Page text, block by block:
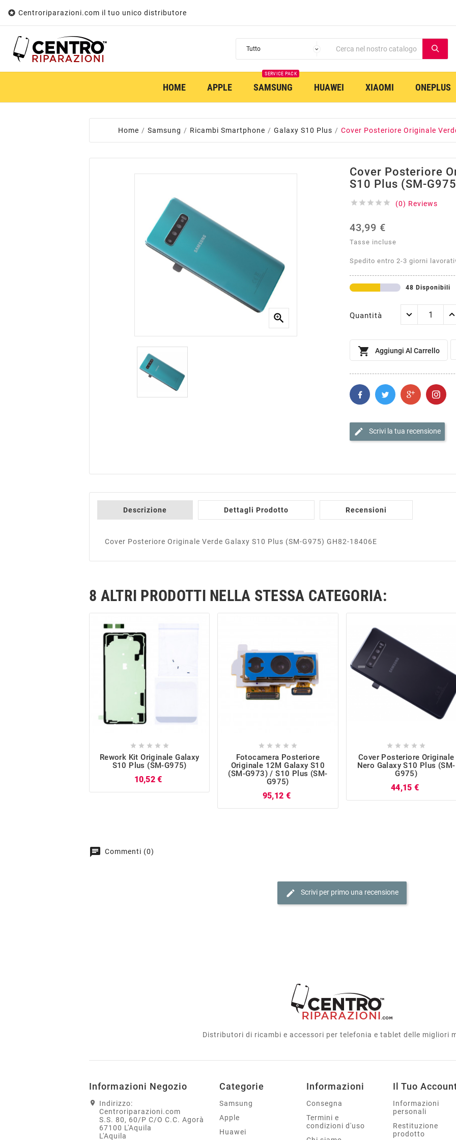
 Centroriparazioni.com il tuo unico distributore
HOME APPLE SAMSUNG
SERVICE PACK
HUAWEI XIAOMI ONEPLUS
Home Samsung Ricambi Smartphone Galaxy S10 Plus Cover Posteriore Originale

Cover Posteriore
S10 Plus (SM-
     (0) Reviews
43,99 €
Tasse incluse
Spedito entro 2-3 giorni
48 Disponibili
Quantità
 Aggiungi Al Carrello
edit Scrivi la tua recensione
Descrizione Dettagli Prodotto Recensioni
Cover Posteriore Originale Verde Galaxy S10 Plus (SM-G975) GH82-18406E
8 ALTRI PRODOTTI NELLA STESSA CATEGORIA:
    
Rework Kit Originale Galaxy
S10 Plus (SM-G975)
10,52 €
    
Fotocamera Posteriore
Originale 12M Galaxy S10
(SM-G973) / S10 Plus (SM-
G975)
95,12 €
    
Cover Posteriore Originale
Nero Galaxy S10 Plus (SM-
G975)
44,15 €
chat Commenti (0)
edit Scrivi per primo una recensione
Distributori di ricambi e accessori per telefonia e tablet delle migliori
Informazioni Negozio
Indirizzo:
Centroriparazioni.com
S.S. 80, 60/P C/O C.C. Agorà
67100 L'Aquila
L'Aquila
Categorie
Samsung
Apple
Huawei
Informazioni
Consegna
Termini e
condizioni d'uso
Il Tuo
Informazioni
personali
Restituzione
prodotto